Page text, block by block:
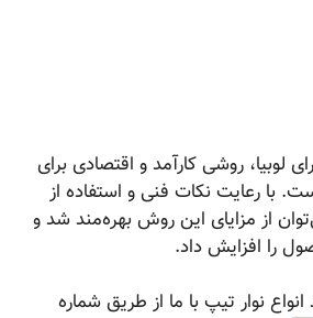
لوبیا، روشی کارآمد و اقتصادی برای
با رعایت نکات فنی و استفاده از
از مزایای این روش بهره‌مند شد و
را افزایش داد.
نوار تیپ با ما از طریق شماره